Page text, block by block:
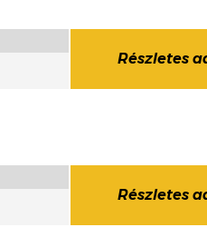
Részletes
Részletes